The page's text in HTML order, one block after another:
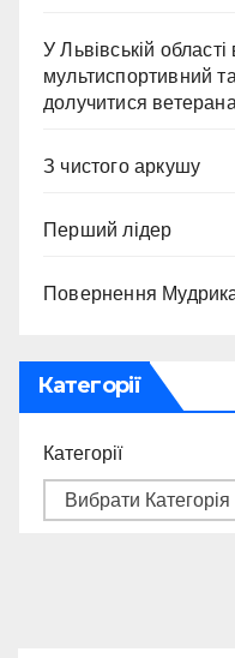
У Львівській області
мультиспортивний
долучитися
З чистого аркушу
Перший лідер
Повернення
Категорії
Категорії